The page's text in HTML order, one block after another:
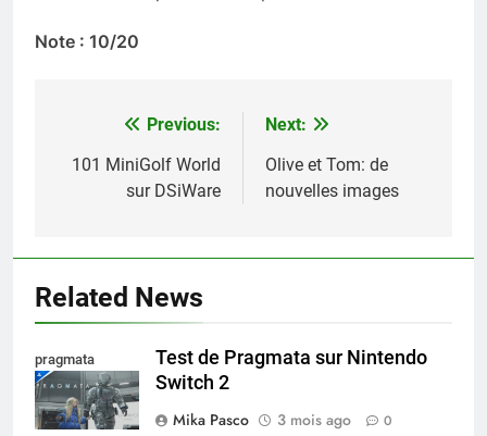
Note : 10/20
Navigation
de
Previous:
101 MiniGolf World
sur DSiWare
Next:
Olive et Tom: de
nouvelles images
Related News
pragmata
Test de Pragmata sur Nintendo
Switch 2
Mika Pasco
3 mois ago 0